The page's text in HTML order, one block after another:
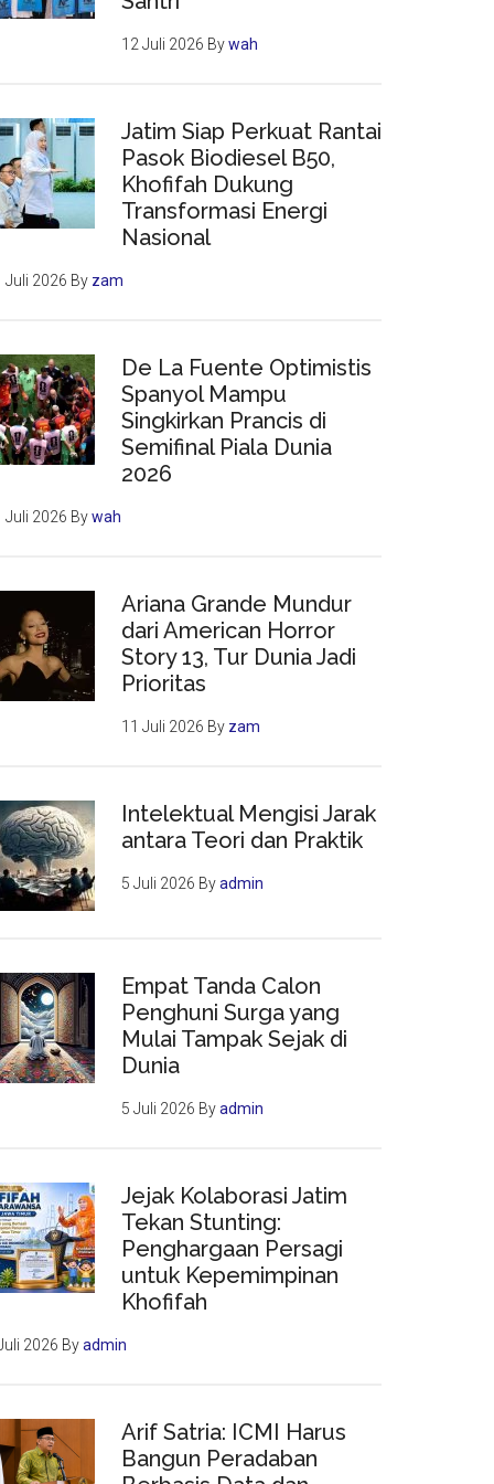
12 Juli 2026 Bywah
Jatim Siap Perkuat Rantai
Pasok Biodiesel B50,
Khofifah Dukung
Transformasi Energi
Nasional
Juli 2026 By zam
De La Fuente Optimistis
Spanyol Mampu
Singkirkan Prancis di
Semifinal Piala Dunia
2026
Juli 2026 Bywah
Ariana Grande Mundur
dari American Horror
Story 13, Tur Dunia Jadi
Prioritas
11 Juli 2026 By zam
Intelektual Mengisi Jarak
antara Teori dan Praktik
5 Juli 2026 Byadmin
Empat Tanda Calon
Penghuni Surga yang
Mulai Tampak Sejak di
Dunia
5 Juli 2026 Byadmin
Jejak Kolaborasi Jatim
Tekan Stunting:
Penghargaan Persagi
untuk Kepemimpinan
Khofifah
2026 Byadmin
Arif Satria: ICMI Harus
Bangun Peradaban